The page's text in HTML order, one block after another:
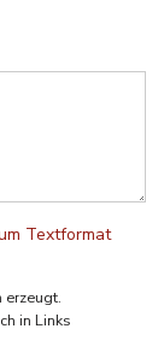
Textformat
in Links